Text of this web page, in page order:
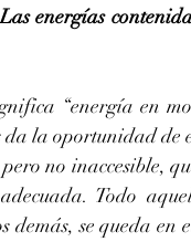
Las energías
“energía en
da la oportunidad de
no inaccesible,
Todo
demás, se queda en